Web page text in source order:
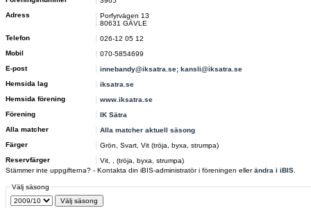
Adress
Porfyrvägen 13
80631 GÄVLE
Telefon
026-12 05 12
Mobil
070-5854699
E-post
innebandy@iksatra.se; kansli@iksatra.se
Hemsida lag
iksatra.se
Hemsida förening
www.iksatra.se
Förening
IK Sätra
Alla matcher
Alla matcher aktuell säsong
Färger
Grön, Svart, Vit (tröja, byxa, strumpa)
Reservfärger
Vit, , (tröja, byxa, strumpa)
Stämmer inte uppgifterna? - Kontakta din iBIS-administratör i föreningen ellerändra i iBIS
Välj säsong